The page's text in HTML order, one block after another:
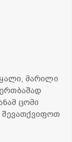
მარილი
ცომი
შევათქვიფოთ